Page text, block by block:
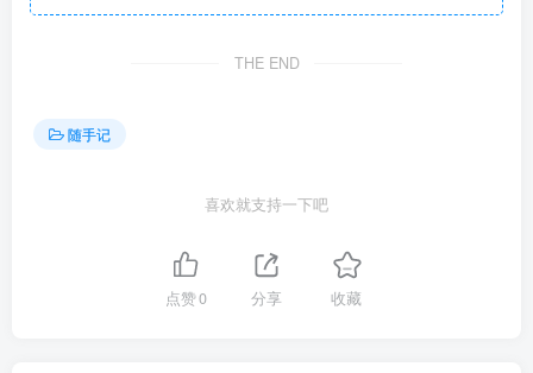
THE END
随手记
喜欢就支持一下吧
点赞0 分享 收藏